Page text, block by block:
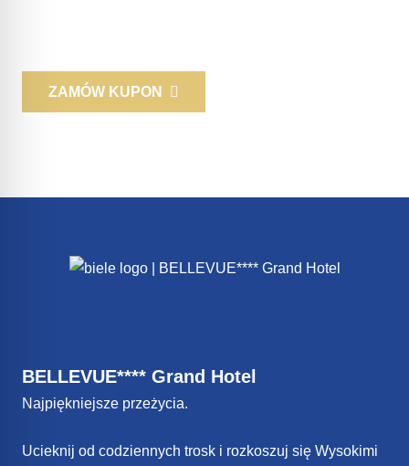
ZAMÓW KUPON
BELLEVUE**** Grand Hotel
Najpiękniejsze przeżycia.
Ucieknij od codziennych trosk i rozkoszuj się Wysokimi